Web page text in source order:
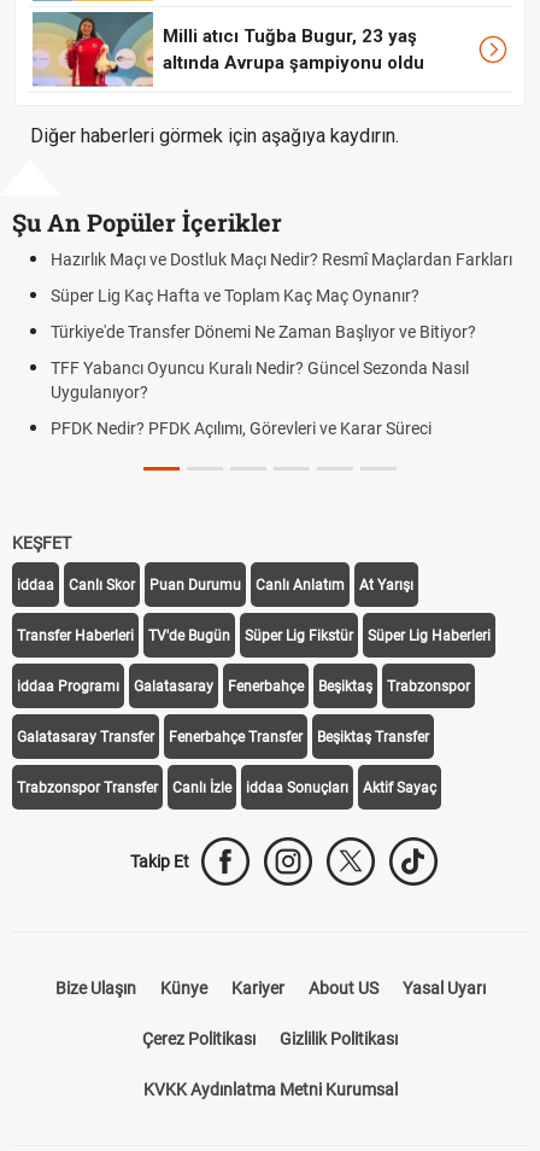
Milli atıcı Tuğba Bugur, 23 yaş
altında Avrupa şampiyonu oldu
Diğer haberleri görmek için aşağıya kaydırın.
Şu An Popüler İçerikler
Farkları
Bitiyor?
Nasıl
Puan Durumunda AG, OM ve Diğer Kısaltmalar
Skor Ne Demek? Sporda Skor ve Sonuç
Futbol Nasıl Oynanır? Temel Futbol Kuralları
Deplasman Golü Kuralı Nedir? Hangi
DGS Sonuçları Ne Zaman Açıklanacak 2026?
KEŞFET
iddaa Canlı Skor Puan Durumu Canlı Anlatım At Yarışı
Transfer Haberleri TV'de Bugün Süper Lig Fikstür Süper Lig Haberleri
iddaa Programı Galatasaray Fenerbahçe Beşiktaş Trabzonspor
Galatasaray Transfer Fenerbahçe Transfer Beşiktaş Transfer
Trabzonspor Transfer Canlı İzle iddaa Sonuçları Aktif Sayaç